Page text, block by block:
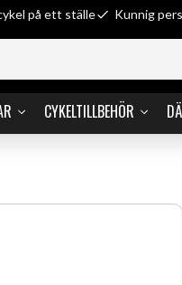
på ett ställe Kunnig
CYKELTILLBEHÖR